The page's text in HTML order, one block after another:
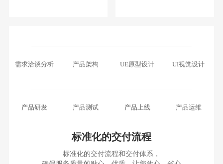
需求洽谈分析 产品架构 UE原型设计 UI视觉设计
产品研发 产品测试 产品上线 产品运维
标准化的交付流程
标准化的交付流程和交付体系，